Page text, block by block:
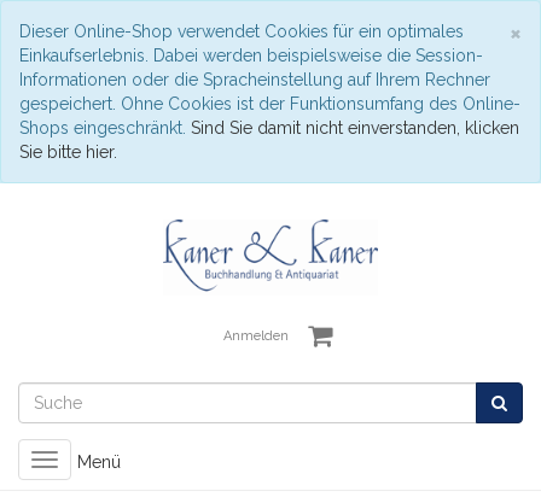
×
Dieser Online-Shop verwendet Cookies für ein optimales
Einkaufserlebnis. Dabei werden beispielsweise die Session-
Informationen oder die Spracheinstellung auf Ihrem Rechner
gespeichert. Ohne Cookies ist der Funktionsumfang des Online-
Shops eingeschränkt. Sind Sie damit nicht einverstanden, klicken
Sie bitte hier.
Anmelden
Toggle
navigation
Menü